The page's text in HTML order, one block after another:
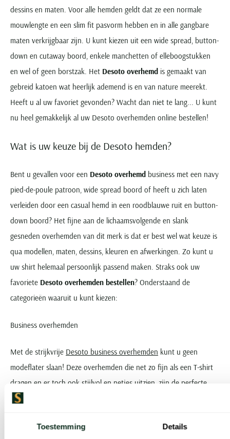
Toestemming Details
dessins en maten. Voor alle hemden geldt dat ze een normale
mouwlengte en een slim fit pasvorm hebben en in alle gangbare
maten verkrijgbaar zijn. U kunt kiezen uit een wide spread, button-
down en cutaway boord, enkele manchetten of elleboogstukken
en wel of geen borstzak. Het Desoto overhemd is gemaakt van
gebreid katoen wat heerlijk ademend is en van nature meerekt.
Heeft u al uw favoriet gevonden? Wacht dan niet te lang... U kunt
nu heel gemakkelijk al uw Desoto overhemden online bestellen!
Wat is uw keuze bij de Desoto hemden?
Bent u gevallen voor een Desoto overhemd business met een navy
pied-de-poule patroon, wide spread boord of heeft u zich laten
verleiden door een casual hemd in een roodblauwe ruit en button-
down boord? Het fijne aan de lichaamsvolgende en slank
gesneden overhemden van dit merk is dat er best wel wat keuze is
qua modellen, maten, dessins, kleuren en afwerkingen. Zo kunt u
uw shirt helemaal persoonlijk passend maken. Straks ook uw
favoriete Desoto overhemden bestellen? Onderstaand de
categorieën waaruit u kunt kiezen:
Business overhemden
Met de strijkvrije Desoto business overhemden kunt u geen
modeflater slaan! Deze overhemden die net zo fijn als een T-shirt
dragen en er toch ook stijlvol en netjes uitzien, zijn de perfecte
begeleider. De dessins? Krachtig in blauw, groen, wit, grijs en zwart.
Casual overhemden